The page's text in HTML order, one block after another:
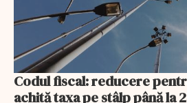
Codul fiscal: reducere
achită taxa pe stâlp până la